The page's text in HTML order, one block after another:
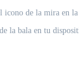
de la mira en
la bala en tu